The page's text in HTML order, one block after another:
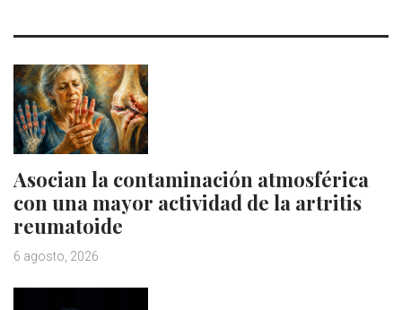
Asocian la contaminación atmosférica
con una mayor actividad de la artritis
reumatoide
6 agosto, 2026